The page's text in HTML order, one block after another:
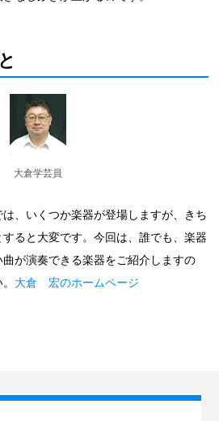
大倉学芸員
、いくつか楽器が登場しますが、きち
ると大変です。今回は、誰でも、楽器
が演奏できる楽器をご紹介しますの
大倉 宏のホームページ